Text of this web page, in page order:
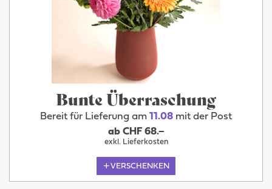
Bunte Überraschung
Bereit für Lieferung am 11.08 mit der Post
ab CHF 68.–
exkl. Lieferkosten
VERSCHENKEN